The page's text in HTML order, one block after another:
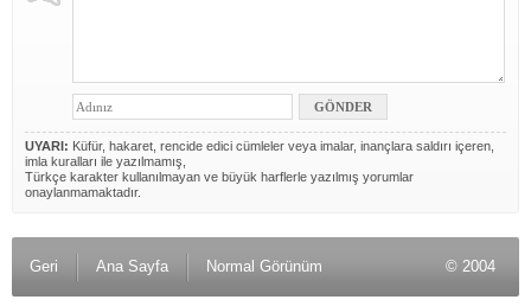
UYARI: Küfür, hakaret, rencide edici cümleler veya imalar, inançlara saldırı içeren,
imla kuralları ile yazılmamış,
Türkçe karakter kullanılmayan ve büyük harflerle yazılmış yorumlar
onaylanmamaktadır.
Geri Ana Sayfa Normal Görünüm © 2004